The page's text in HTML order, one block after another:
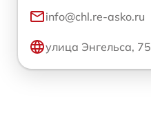
info@chl.re-asko.ru
улица Энгельса, 75